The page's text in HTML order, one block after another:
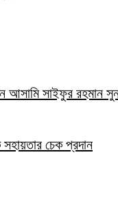
আসামি সাইফুর রহমান
চেক প্রদান